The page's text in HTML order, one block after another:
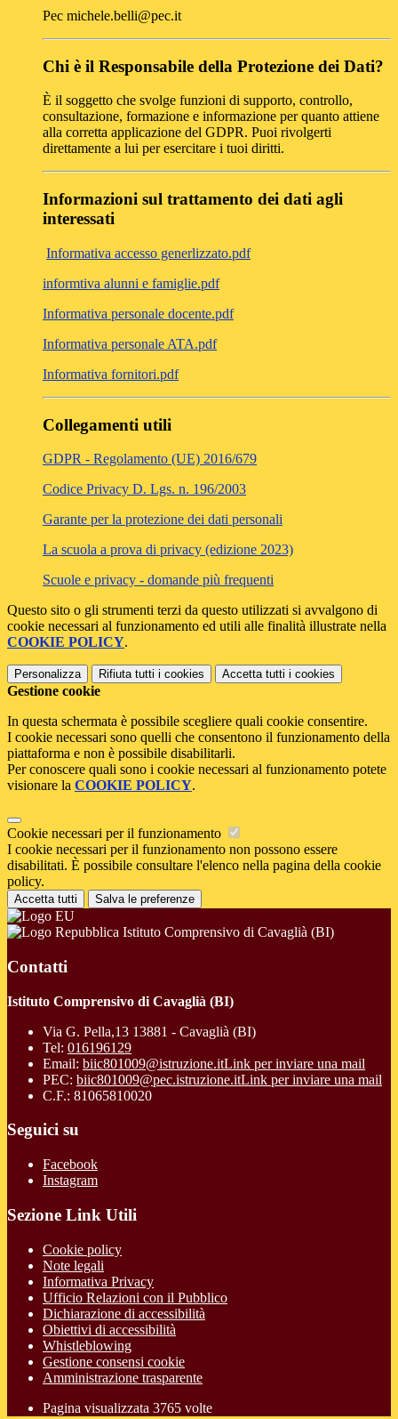
Pec michele.belli@pec.it
Chi è il Responsabile della Protezione dei Dati?
È il soggetto che svolge funzioni di supporto, controllo,
consultazione, formazione e informazione per quanto attiene
alla corretta applicazione del GDPR. Puoi rivolgerti
direttamente a lui per esercitare i tuoi diritti.
Informazioni sul trattamento dei dati agli
interessati
Informativa accesso generlizzato.pdf
informtiva alunni e famiglie.pdf
Informativa personale docente.pdf
Informativa personale ATA.pdf
Informativa fornitori.pdf
Collegamenti utili
GDPR - Regolamento (UE) 2016/679
Codice Privacy D. Lgs. n. 196/2003
Garante per la protezione dei dati personali
La scuola a prova di privacy (edizione 2023)
Scuole e privacy - domande più frequenti
Questo sito o gli strumenti terzi da questo utilizzati si avvalgono di
cookie necessari al funzionamento ed utili alle finalità illustrate nella
COOKIE POLICY.
Personalizza Rifiuta tutti i cookies Accetta tutti i cookies
Gestione cookie
In questa schermata è possibile scegliere quali cookie consentire.
I cookie necessari sono quelli che consentono il funzionamento della
piattaforma e non è possibile disabilitarli.
Per conoscere quali sono i cookie necessari al funzionamento potete
visionare la COOKIE POLICY.
Cookie necessari per il funzionamento
I cookie necessari per il funzionamento non possono essere
disabilitati. È possibile consultare l'elenco nella pagina della cookie
policy.
Accetta tutti Salva le preferenze
Istituto Comprensivo di Cavaglià (BI)
Contatti
Istituto Comprensivo di Cavaglià (BI)
Via G. Pella,13 13881 - Cavaglià (BI)
Tel: 016196129
Email: biic801009@istruzione.itLink per inviare una mail
PEC: biic801009@pec.istruzione.itLink per inviare una mail
C.F.: 81065810020
Seguici su
Facebook
Instagram
Sezione Link Utili
Cookie policy
Note legali
Informativa Privacy
Ufficio Relazioni con il Pubblico
Dichiarazione di accessibilità
Obiettivi di accessibilità
Whistleblowing
Gestione consensi cookie
Amministrazione trasparente
Pagina visualizzata 3765 volte